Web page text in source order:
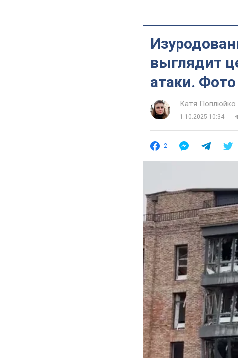
выглядит
атаки.
Катя Поплюйко
1.10.2025 10:34
2